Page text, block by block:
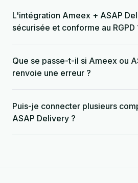
L'intégration Ameex + ASAP
sécurisée et conforme au RGPD
Que se passe-t-il si Ameex ou
renvoie une erreur ?
Puis-je connecter plusieurs
ASAP Delivery ?